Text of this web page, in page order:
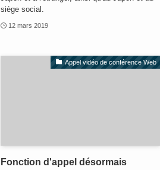
siège social.
12 mars 2019
Appel vidéo de conférence Web
Fonction d'appel désormais